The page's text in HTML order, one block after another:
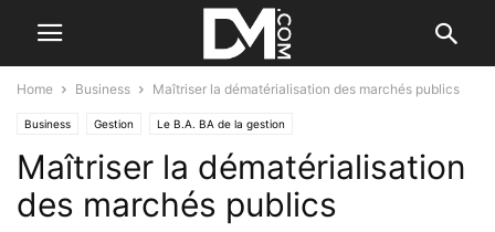
Home Business Maîtriser la dématérialisation des marchés publics
Business Gestion Le B.A. BA de la gestion
Maîtriser la dématérialisation
des marchés publics